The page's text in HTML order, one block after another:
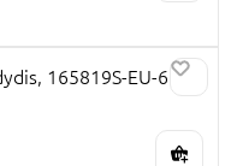
165819S-EU-6